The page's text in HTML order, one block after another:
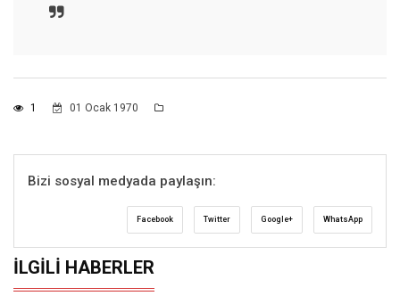
1 01 Ocak 1970
Bizi sosyal medyada paylaşın:
Facebook Twitter Google+ WhatsApp
İLGILI HABERLER